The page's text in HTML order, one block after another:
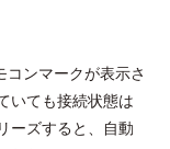
コンマークが表示さ
いても接続状態は
ーズすると、自動